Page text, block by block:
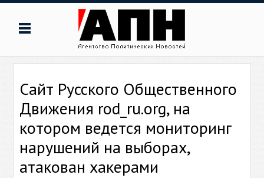
Сайт Русского Общественного
Движения rod_ru.org, на
котором ведется мониторинг
нарушений на выборах,
атакован хакерами